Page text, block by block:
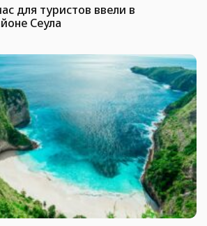
для туристов ввели в
Сеула